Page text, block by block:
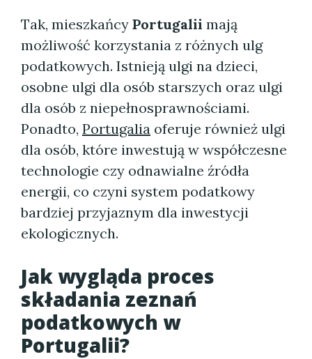
Tak, mieszkańcy Portugalii mają
możliwość korzystania z różnych ulg
podatkowych. Istnieją ulgi na dzieci,
osobne ulgi dla osób starszych oraz ulgi
dla osób z niepełnosprawnościami.
Ponadto, Portugalia oferuje również ulgi
dla osób, które inwestują w współczesne
technologie czy odnawialne źródła
energii, co czyni system podatkowy
bardziej przyjaznym dla inwestycji
ekologicznych.
Jak wygląda proces
składania zeznań
podatkowych w
Portugalii?